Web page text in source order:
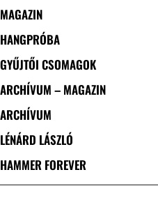
MAGAZIN
HANGPRÓBA
GYŰJTŐI CSOMAGOK
ARCHÍVUM – MAGAZIN
ARCHÍVUM
LÉNÁRD LÁSZLÓ
HAMMER FOREVER